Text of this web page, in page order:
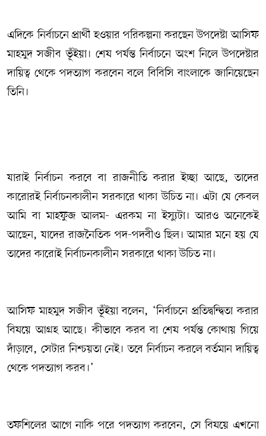
এদিকে নির্বাচনে প্রার্থী হওয়ার পরিকল্পনা করছেন উপদেষ্টা আসিফ
মাহমুদ সজীব ভূঁইয়া। শেষ পর্যন্ত নির্বাচনে অংশ নিলে উপদেষ্টার
দায়িত্ব থেকে পদত্যাগ করবেন বলে বিবিসি বাংলাকে জানিয়েছেন
তিনি।
যারাই নির্বাচন করবে বা রাজনীতি করার ইচ্ছা আছে, তাদের
কারোরই নির্বাচনকালীন সরকারে থাকা উচিত না। এটা যে কেবল
আমি বা মাহফুজ আলম- এরকম না ইস্যুটা। আরও অনেকেই
আছেন, যাদের রাজনৈতিক পদ-পদবীও ছিল। আমার মনে হয় যে
তাদের কারোই নির্বাচনকালীন সরকারে থাকা উচিত না।
আসিফ মাহমুদ সজীব ভূঁইয়া বলেন, ‘নির্বাচনে প্রতিদ্বন্দ্বিতা করার
বিষয়ে আগ্রহ আছে। কীভাবে করব বা শেষ পর্যন্ত কোথায় গিয়ে
দাঁড়াবে, সেটার নিশ্চয়তা নেই। তবে নির্বাচন করলে বর্তমান দায়িত্ব
থেকে পদত্যাগ করব।’
তফশিলের আগে নাকি পরে পদত্যাগ করবেন, সে বিষয়ে এখনো